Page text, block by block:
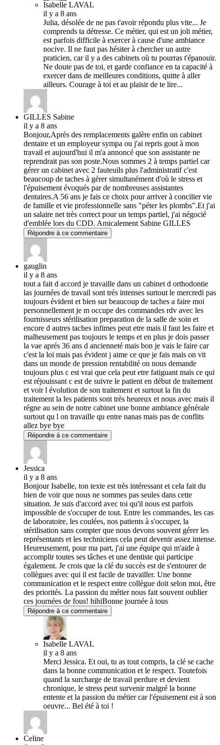
Isabelle LAVAL
il y a 8 ans
Julia, désolée de ne pas t'avoir répondu plus vite... Je
comprends ta détresse. Ce métier, qui est un joli métier,
est parfois difficile à exercer à cause d'une ambiance
nocive. Il ne faut pas hésiter à chercher un autre
praticien, car il y a des cabinets où tu pourras t'épanouir.
Ne doute pas de toi, et garde confiance en ta capacité à
exercer dans de meilleures conditions, quitte à aller
ailleurs. Courage à toi et au plaisir de te lire...
GILLES Sabine
il y a 8 ans
Bonjour,Après des remplacements galère enfin un cabinet
dentaire et un employeur sympa ou j'ai repris gout à mon
travail et aujourd'hui il m'a annoncé que son assistante ne
reprendrait pas son poste.Nous sommes 2 à temps partiel car
gérer un cabinet avec 2 fauteuils plus l'administratif c'est
beaucoup de taches à gérer simultanément d'où le stress et
l'épuisement évoqués par de nombreuses assistantes
dentaires.A 56 ans je fais ce choix pour arriver à concilier vie
de famille et vie professionnelle sans "péter les plombs".Et j'ai
un salaire net très correct pour un temps partiel, j'ai négocié
d'emblée lors du CDD. Amicalement Sabine GILLES
Répondre à ce commentaire
gauglin
il y a 8 ans
tout a fait d accord je travaille dans un cabinet d orthodontie
las journées de travail sont trés intenses surtout le mercredi pas
toujours évident et bien sur beaucoup de taches a faire moi
personnellement je m occupe des commandes rdv avec les
fournisseurs stérilisation preparation de la salle de soin et
encore d autres taches infimes peut etre mais il faut les faire et
malheusement pas toujours le temps et en plus je dois passer
la vae aprés 36 ans d ancienneté mais bon je vais le faire car
c'est la loi mais pas évident j aime ce que je fais mais on vit
dans un monde de pression rentabilité on nous demande
toujours plus c est vrai que cela peut etre fatiguant mais ce qui
est réjouissant c est de suivre le patient en début de traitement
et voir l évolution de son traitement et surtout la fin du
traitement la les patients sont très heureux et nous avec mais il
régne au sein de notre cabinet une bonne ambiance générale
surtout qu l on travaille qu entre nanas mais pas de conflits
allez bye bye
Répondre à ce commentaire
Jessica
il y a 8 ans
Bonjour Isabelle, ton texte est très intéressant et cela fait du
bien de voir que nous ne sommes pas seules dans cette
situation. Je suis d'accord avec toi qu'il nous est parfois
impossible de s'occuper de tout. Entre les commandes, les cas
de laboratoire, les coulées, nos patients à s'occuper, la
stérilisation sans compter que nous devons souvent gérer les
représentants et les techniciens cela peut devenir assez intense.
Heureusement, pour ma part, j'ai une équipe qui m'aide à
accomplir toutes ses tâches et une dentiste qui participe
également. Je crois que la clé du succès est de s'entourer de
collègues avec qui il est facile de travailler. Une bonne
communication et le respect entre collègue doit selon moi, être
des priorités. La passion du métier nous fait souvent oublier
ces journées de fous! hihiBonne journée à tous
Répondre à ce commentaire
Isabelle LAVAL
il y a 8 ans
Merci Jessica. Et oui, tu as tout compris, la clé se cache
dans la bonne communication et le respect. Toutefois
quand la surcharge de travail perdure et devient
chronique, le stress peut survenir malgré la bonne
entente et la passion du métier car l'épuisement est à son
oeuvre... Bel été à toi !
Celine